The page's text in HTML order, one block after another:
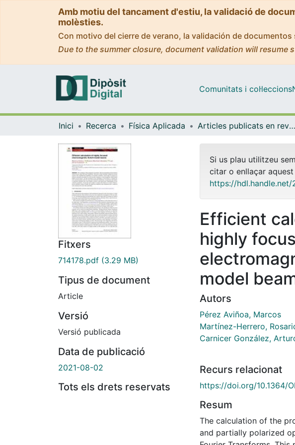
Amb motiu del tancament d'estiu, la validació de
molèsties.
Con motivo del cierre de verano, la validación de
Due to the summer closure, document validation will
Comunitats i col·leccions
Inici Recerca Física Aplicada Articles publicats en revistes (Física Aplicada)
Fitxers
714178.pdf (3.29 MB)
Tipus de document
Article
Versió
Versió publicada
Data de publicació
2021-08-02
Tots els drets reservats
Si us plau utilitzeu
citar o enllaçar
https://
Efficient
highly
model
Autors
Pérez Aviñoa, Marcos
Martínez-Herrero,
Carnicer González,
Recurs relacionat
https://doi.org/10.1364/
Resum
The calculation of the
and partially polarized